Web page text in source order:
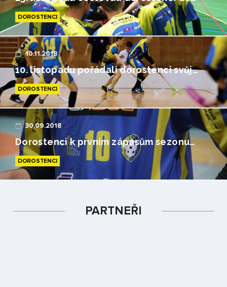
DOROSTENCI
10.11.2018
10. listopadu pořádali dorostenci svůj…
DOROSTENCI
30.09.2018
Dorostenci k prvním zápasům sezonu…
DOROSTENCI
PARTNEŘI